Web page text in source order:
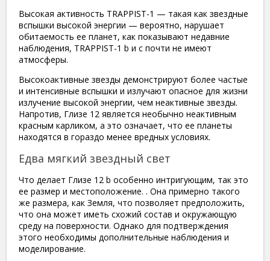
Высокая активность TRAPPIST-1 — такая как звездные
вспышки высокой энергии — вероятно, нарушает
обитаемость ее планет, как показывают недавние
наблюдения, TRAPPIST-1 b и c почти не имеют
атмосферы.
Высокоактивные звезды демонстрируют более частые
и интенсивные вспышки и излучают опасное для жизни
излучение высокой энергии, чем неактивные звезды.
Напротив, Глизе 12 является необычно неактивным
красным карликом, а это означает, что ее планеты
находятся в гораздо менее вредных условиях.
Едва мягкий звездный свет
Что делает Глизе 12 b особенно интригующим, так это
ее размер и местоположение. . Она примерно такого
же размера, как Земля, что позволяет предположить,
что она может иметь схожий состав и окружающую
среду на поверхности. Однако для подтверждения
этого необходимы дополнительные наблюдения и
моделирование.